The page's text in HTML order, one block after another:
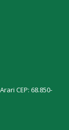
CEP: 68.850-